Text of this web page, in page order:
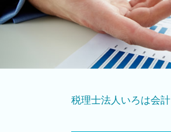
税理士法人いろは会計